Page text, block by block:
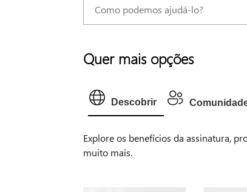
Quer mais opções
Descobrir
Explore os benefícios da assinatura,
muito mais.